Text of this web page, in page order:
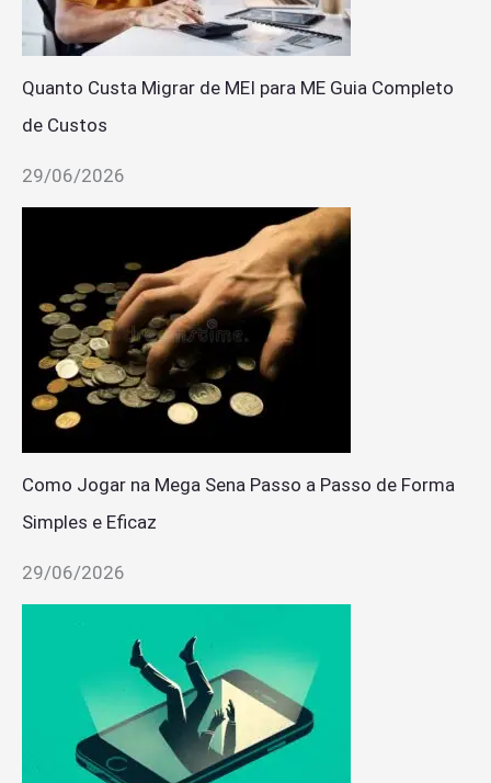
Quanto Custa Migrar de MEI para ME Guia Completo
de Custos
29/06/2026
Como Jogar na Mega Sena Passo a Passo de Forma
Simples e Eficaz
29/06/2026